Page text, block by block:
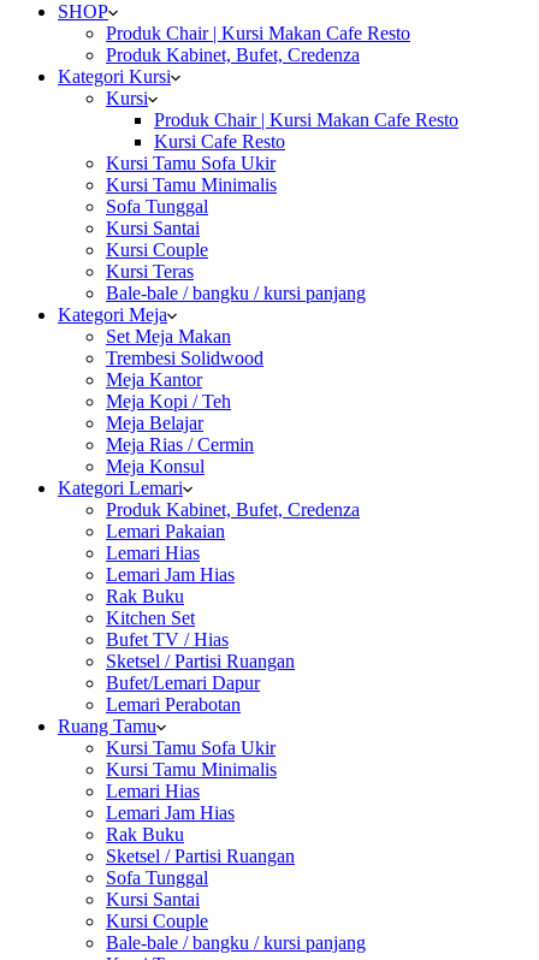
SHOP
Produk Chair | Kursi Makan Cafe Resto
Produk Kabinet, Bufet, Credenza
Kategori Kursi
Kursi
Produk Chair | Kursi Makan Cafe Resto
Kursi Cafe Resto
Kursi Tamu Sofa Ukir
Kursi Tamu Minimalis
Sofa Tunggal
Kursi Santai
Kursi Couple
Kursi Teras
Bale-bale / bangku / kursi panjang
Kategori Meja
Set Meja Makan
Trembesi Solidwood
Meja Kantor
Meja Kopi / Teh
Meja Belajar
Meja Rias / Cermin
Meja Konsul
Kategori Lemari
Produk Kabinet, Bufet, Credenza
Lemari Pakaian
Lemari Hias
Lemari Jam Hias
Rak Buku
Kitchen Set
Bufet TV / Hias
Sketsel / Partisi Ruangan
Bufet/Lemari Dapur
Lemari Perabotan
Ruang Tamu
Kursi Tamu Sofa Ukir
Kursi Tamu Minimalis
Lemari Hias
Lemari Jam Hias
Rak Buku
Sketsel / Partisi Ruangan
Sofa Tunggal
Kursi Santai
Kursi Couple
Bale-bale / bangku / kursi panjang